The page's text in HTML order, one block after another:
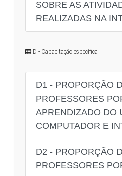
SOBRE AS
REALIZADAS NA
D - Capacitação específica
D1 - PROPORÇÃO
PROFESSORES
APRENDIZADO DO
COMPUTADOR E
D2 - PROPORÇÃO
PROFESSORES